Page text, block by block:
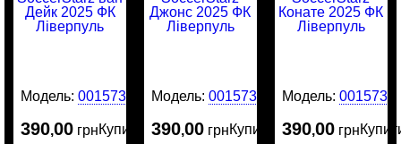
Модель:0015734
390,00 грнКупити
Модель:0015732
390,00 грнКупити
Модель: 0015731
390,00 грн